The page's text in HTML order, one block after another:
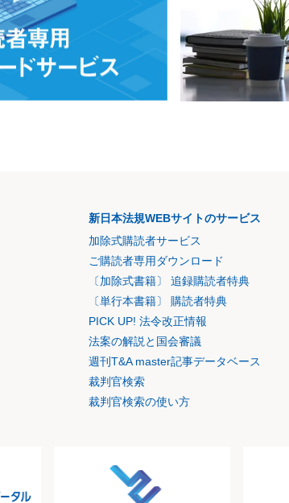
新日本法規WEBサイトのサービス
加除式購読者サービス
ご購読者専用ダウンロード
〔加除式書籍〕 追録購読者特典
〔単行本書籍〕 購読者特典
PICK UP! 法令改正情報
法案の解説と国会審議
週刊T&A master記事データベース
裁判官検索
裁判官検索の使い方